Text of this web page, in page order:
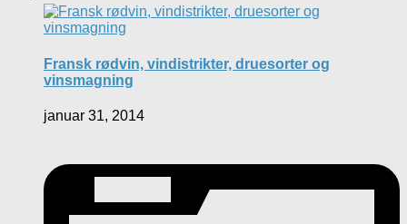
Fransk rødvin, vindistrikter, druesorter og
vinsmagning
januar 31, 2014